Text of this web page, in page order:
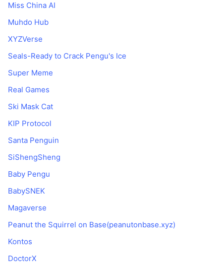
Miss China AI
Muhdo Hub
XYZVerse
Seals-Ready to Crack Pengu's Ice
Super Meme
Real Games
Ski Mask Cat
KIP Protocol
Santa Penguin
SiShengSheng
Baby Pengu
BabySNEK
Magaverse
Peanut the Squirrel on Base(peanutonbase.xyz)
Kontos
DoctorX